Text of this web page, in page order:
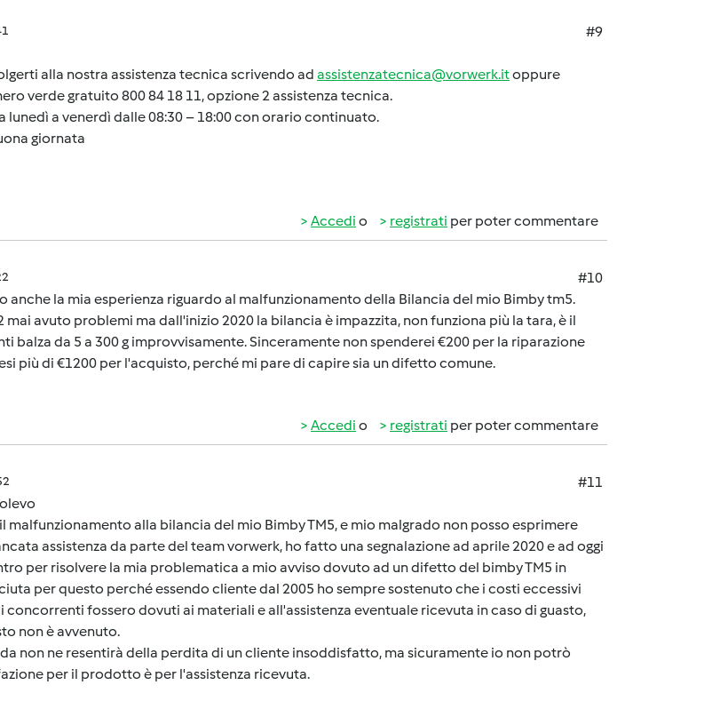
#9
alla nostra assistenza tecnica scrivendo ad assistenzatecnica@vorwerk.itoppure
verde gratuito 800 84 18 11, opzione 2 assistenza tecnica.
lunedì a venerdì dalle 08:30 – 18:00 con orario continuato.
giornata
Accedi o registrati per poter commentare
#10
anche la mia esperienza riguardo al malfunzionamento della Bilancia del mio Bimby tm5.
mai avuto problemi ma dall'inizio 2020 la bilancia è impazzita, non funziona più la tara, è il
balza da 5 a 300 g improvvisamente. Sinceramente non spenderei €200 per la riparazione
più di €1200 per l'acquisto, perché mi pare di capire sia un difetto comune.
Accedi o registrati per poter commentare
#11
malfunzionamento alla bilancia del mio Bimby TM5, e mio malgrado non posso esprimere
assistenza da parte del team vorwerk, ho fatto una segnalazione ad aprile 2020 e ad oggi
per risolvere la mia problematica a mio avviso dovuto ad un difetto del bimby TM5 in
per questo perché essendo cliente dal 2005 ho sempre sostenuto che i costi eccessivi
fossero dovuti ai materiali e all'assistenza eventuale ricevuta in caso di guasto,
non è avvenuto.
non ne resentirà della perdita di un cliente insoddisfatto, ma sicuramente io non potrò
per il prodotto è per l'assistenza ricevuta.